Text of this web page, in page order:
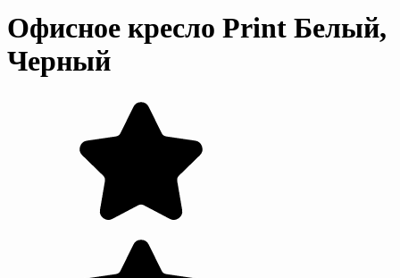
Офисное кресло Print Белый,
Черный